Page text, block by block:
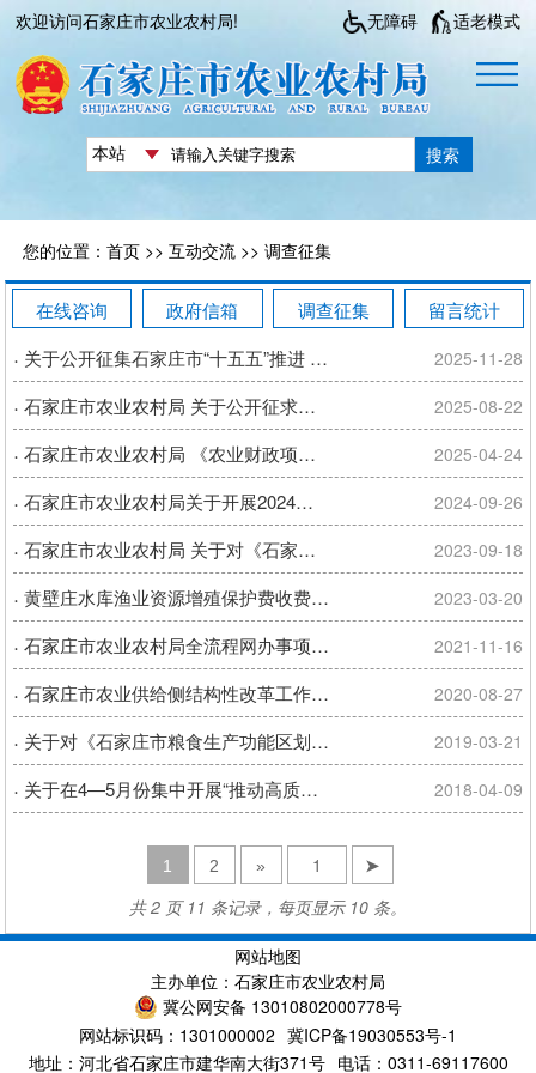
欢迎访问石家庄市农业农村局! 无障碍 适老模式
搜索
您的位置： 首页>> 互动交流>> 调查征集
在线咨询 政府信箱 调查征集 留言统计
· 关于公开征集石家庄市“十五五”推进 农业农村现代化规划意见建议的公告 2025-11-28
· 石家庄市农业农村局 关于公开征求《石家庄市农业产业化联合体评定监测办法》和《石家庄市农业产业化重点龙头企业认定和运行监测管理办法》意见的通告 2025-08-22
· 石家庄市农业农村局 《农业财政项目全过程监督管理办法（试行）》向社会公开征求意见公示 2025-04-24
· 石家庄市农业农村局关于开展2024年全市农业综合行政执法能力提升培训暨执法大比武活动的通知 2024-09-26
· 石家庄市农业农村局 关于对《石家庄市农业行政处罚自由裁量权基准（征求意见稿）》公开征求意见的 公 告 2023-09-18
· 黄壁庄水库渔业资源增殖保护费收费公示 2023-03-20
· 石家庄市农业农村局全流程网办事项清单 2021-11-16
· 石家庄市农业供给侧结构性改革工作领导小组办公室关于征求《石家庄市做大做强中药材产业实施方案》意见的函 2020-08-27
· 关于对《石家庄市粮食生产功能区划定工作2019年实施方案》征求意见的函 2019-03-21
· 关于在4—5月份集中开展“推动高质量发 展、建设经济强市”专题问计活动的通知 2018-04-09
1 2 » ➤
共 2 页 11 条记录，每页显示 10 条。
网站地图
主办单位：石家庄市农业农村局
冀公网安备 13010802000778号
网站标识码：1301000002 冀ICP备19030553号-1
地址：河北省石家庄市建华南大街371号 电话：0311-69117600